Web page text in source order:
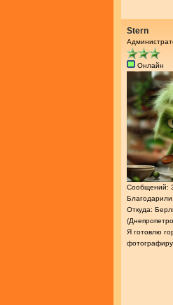
Stern
Онлайн
Сообщений:
Откуда:
Я готовлю